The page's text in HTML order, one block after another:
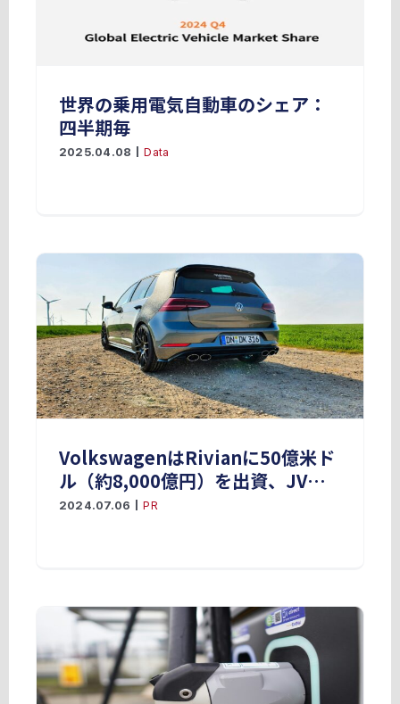
世界の乗用電気自動車のシェア：
四半期毎
2025.04.08 Data
VolkswagenはRivianに50億米ド
ル（約8,000億円）を出資、JVを
設立
2024.07.06 PR